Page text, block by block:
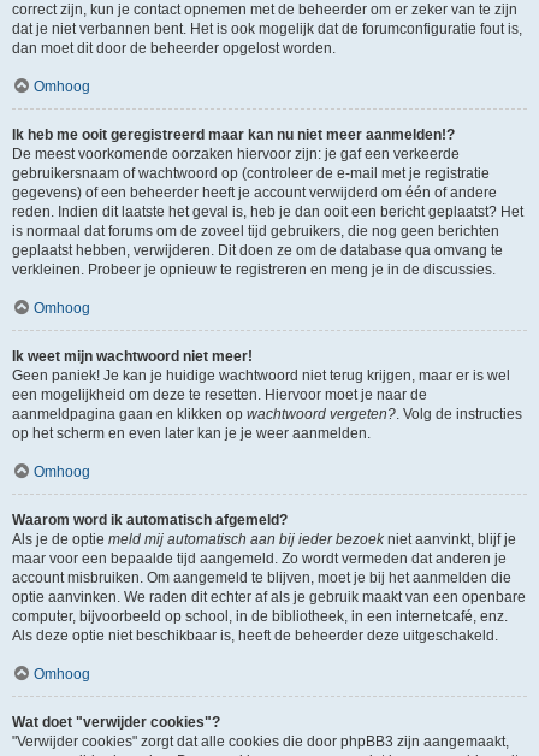
correct zijn, kun je contact opnemen met de beheerder om er zeker van te zijn
dat je niet verbannen bent. Het is ook mogelijk dat de forumconfiguratie fout is,
dan moet dit door de beheerder opgelost worden.
Omhoog
Ik heb me ooit geregistreerd maar kan nu niet meer aanmelden!?
De meest voorkomende oorzaken hiervoor zijn: je gaf een verkeerde
gebruikersnaam of wachtwoord op (controleer de e-mail met je registratie
gegevens) of een beheerder heeft je account verwijderd om één of andere
reden. Indien dit laatste het geval is, heb je dan ooit een bericht geplaatst? Het
is normaal dat forums om de zoveel tijd gebruikers, die nog geen berichten
geplaatst hebben, verwijderen. Dit doen ze om de database qua omvang te
verkleinen. Probeer je opnieuw te registreren en meng je in de discussies.
Omhoog
Ik weet mijn wachtwoord niet meer!
Geen paniek! Je kan je huidige wachtwoord niet terug krijgen, maar er is wel
een mogelijkheid om deze te resetten. Hiervoor moet je naar de
aanmeldpagina gaan en klikken op wachtwoord vergeten?. Volg de instructies
op het scherm en even later kan je je weer aanmelden.
Omhoog
Waarom word ik automatisch afgemeld?
Als je de optie meld mij automatisch aan bij ieder bezoekniet aanvinkt, blijf je
maar voor een bepaalde tijd aangemeld. Zo wordt vermeden dat anderen je
account misbruiken. Om aangemeld te blijven, moet je bij het aanmelden die
optie aanvinken. We raden dit echter af als je gebruik maakt van een openbare
computer, bijvoorbeeld op school, in de bibliotheek, in een internetcafé, enz.
Als deze optie niet beschikbaar is, heeft de beheerder deze uitgeschakeld.
Omhoog
Wat doet "verwijder cookies"?
"Verwijder cookies" zorgt dat alle cookies die door phpBB3 zijn aangemaakt,